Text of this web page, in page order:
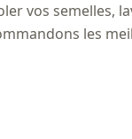
vos semelles,
les